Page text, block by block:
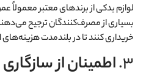
لوازم یدکی از برندهای معتبر معمولاً
بسیاری از مصرف‌کنندگان ترجیح
خریداری کنند تا در بلندمدت
3. اطمینان از